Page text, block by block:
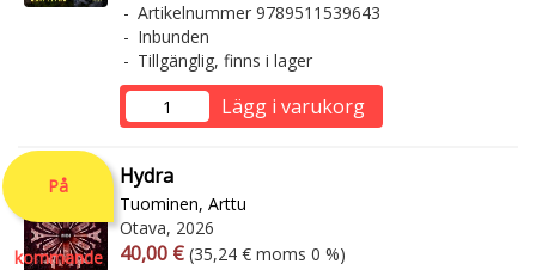
Artikelnummer 9789511539643
Inbunden
Tillgänglig, finns i lager
Lägg i varukorg
På
kommande
Hydra
Tuominen, Arttu
Otava, 2026
Arvonlisäverollinen hinta
40,00 € Arvonlisäveroton hinta
(35,24 € moms 0 %)